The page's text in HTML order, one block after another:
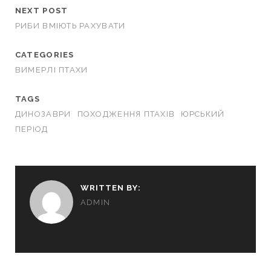
NEXT POST
РИБИ ВМІЮТЬ РАХУВАТИ
CATEGORIES
ВИМЕРЛІ ПТАХИ
TAGS
ДИНОЗАВРИ
ПОХОДЖЕННЯ ПТАХІВ
ЮРСЬКИЙ
ПЕРІОД
WRITTEN BY:
ADMIN